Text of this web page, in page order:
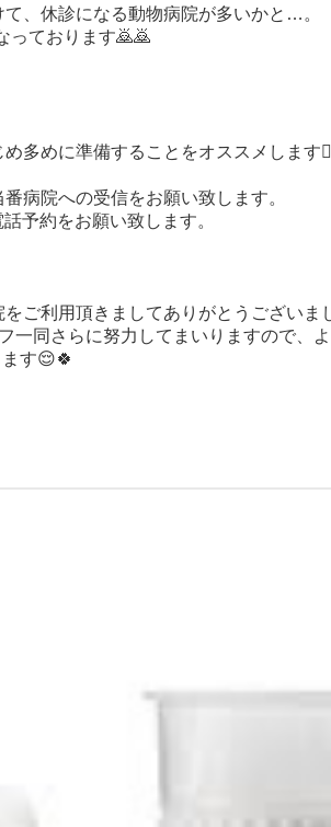
、休診になる動物病院が多いかと … 。
っております🙇🙇
多めに準備することをオススメします
病院への受信をお願い致します。
予約をお願い致します。
ご利用頂きましてありがとうございま
一同さらに努力してまいりますので、
す😌🍀